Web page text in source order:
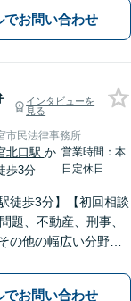
となっている背景事
根本的な解決を目指
でお問い合わせ
インタビューを
見る
市民法律事務所
北口駅 か
歩3分
営業時間：本
日定休日
徒歩3分】【初回相談
題、不動産、刑事、
の他の幅広い分野に
れの問題に合った解
でお問い合わせ